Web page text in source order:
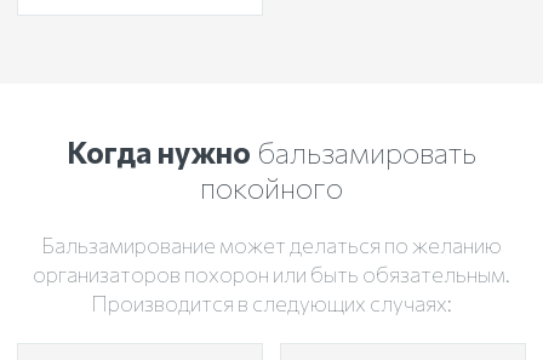
Когда нужно бальзамировать
покойного
Бальзамирование может делаться по желанию
организаторов похорон или быть обязательным.
Производится в следующих случаях: